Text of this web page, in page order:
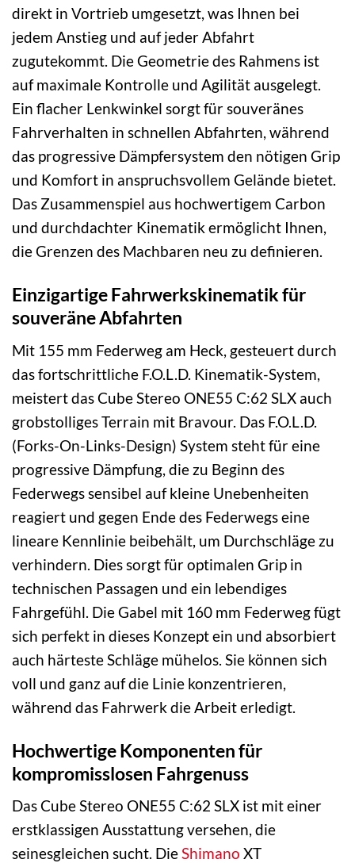
direkt in Vortrieb umgesetzt, was Ihnen bei
jedem Anstieg und auf jeder Abfahrt
zugutekommt. Die Geometrie des Rahmens ist
auf maximale Kontrolle und Agilität ausgelegt.
Ein flacher Lenkwinkel sorgt für souveränes
Fahrverhalten in schnellen Abfahrten, während
das progressive Dämpfersystem den nötigen Grip
und Komfort in anspruchsvollem Gelände bietet.
Das Zusammenspiel aus hochwertigem Carbon
und durchdachter Kinematik ermöglicht Ihnen,
die Grenzen des Machbaren neu zu definieren.
Einzigartige Fahrwerkskinematik für
souveräne Abfahrten
Mit 155 mm Federweg am Heck, gesteuert durch
das fortschrittliche F.O.L.D. Kinematik-System,
meistert das Cube Stereo ONE55 C:62 SLX auch
grobstolliges Terrain mit Bravour. Das F.O.L.D.
(Forks-On-Links-Design) System steht für eine
progressive Dämpfung, die zu Beginn des
Federwegs sensibel auf kleine Unebenheiten
reagiert und gegen Ende des Federwegs eine
lineare Kennlinie beibehält, um Durchschläge zu
verhindern. Dies sorgt für optimalen Grip in
technischen Passagen und ein lebendiges
Fahrgefühl. Die Gabel mit 160 mm Federweg fügt
sich perfekt in dieses Konzept ein und absorbiert
auch härteste Schläge mühelos. Sie können sich
voll und ganz auf die Linie konzentrieren,
während das Fahrwerk die Arbeit erledigt.
Hochwertige Komponenten für
kompromisslosen Fahrgenuss
Das Cube Stereo ONE55 C:62 SLX ist mit einer
erstklassigen Ausstattung versehen, die
seinesgleichen sucht. DieShimano XT